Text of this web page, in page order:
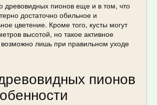
древовидных пионов еще и в том, что
достаточно обильное и
цветение. Кроме того, кусты могут
высотой, но такое активное
лишь при правильном уходе
пионов